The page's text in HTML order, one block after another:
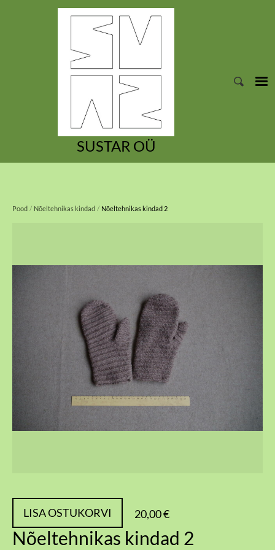
SUSTAR OÜ
Pood / Nõeltehnikas kindad / Nõeltehnikas kindad 2
LISA OSTUKORVI 20,00 €
Nõeltehnikas kindad 2